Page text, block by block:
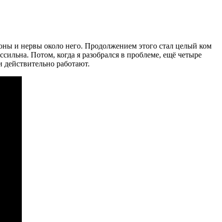
и нервы около него. Продолжением этого стал целый ком
Потом, когда я разобрался в проблеме, ещё четыре
работают.